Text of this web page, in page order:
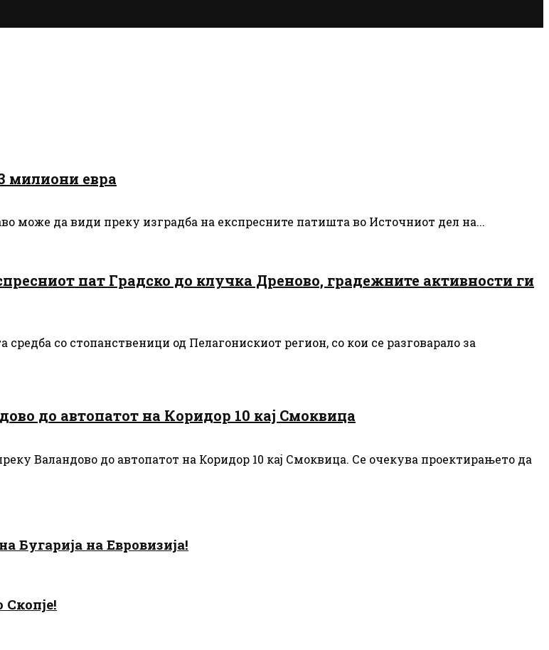
милиони евра
може да види преку изградба на експресните патишта во Источниот дел на...
пат Градско до клучка Дреново, градежните активности ги
со стопанственици од Пелагонискиот регион, со кои се разговарало за
до автопатот на Коридор 10 кај Смоквица
Валандово до автопатот на Коридор 10 кај Смоквица. Се очекува проектирањето да
Бугарија на Евровизија!